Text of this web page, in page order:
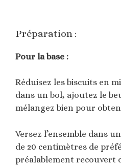
Préparation :
Pour la base :
Réduisez les biscuits en
dans un bol, ajoutez le
mélangez bien pour
Versez l’ensemble dans
de 20 centimètres de
préalablement recouvert